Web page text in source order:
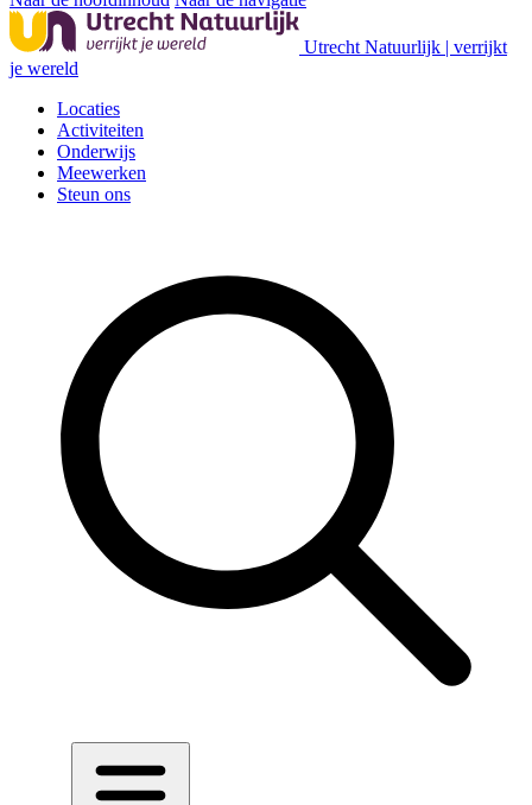
Utrecht Natuurlijk | verrijkt
je wereld
Locaties
Activiteiten
Onderwijs
Meewerken
Steun ons